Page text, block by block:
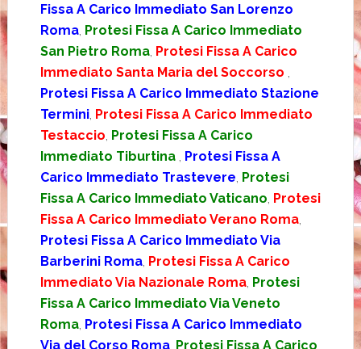
Fissa A Carico Immediato San Lorenzo
Roma, Protesi Fissa A Carico Immediato
San Pietro Roma, Protesi Fissa A Carico
Immediato Santa Maria del Soccorso
Protesi Fissa A Carico Immediato Stazione
Termini, Protesi Fissa A Carico Immediato
Testaccio Protesi Fissa A Carico
Immediato Tiburtina
Protesi Fissa A
Carico Immediato Trastevere Protesi
Fissa A Carico Immediato Vaticano Protesi
Fissa A Carico Immediato Verano Roma,
Protesi Fissa A Carico Immediato Via
Barberini Roma, Protesi Fissa A Carico
Immediato Via Nazionale Roma, Protesi
Fissa A Carico Immediato Via Veneto
Roma, Protesi Fissa A Carico Immediato
Via del Corso Roma, Protesi Fissa A Carico